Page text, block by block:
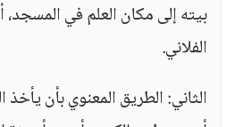
بيته إلى مكان العلم في المسجد،
الفلاني.
الثاني: الطريق المعنوي بأن يأخذ